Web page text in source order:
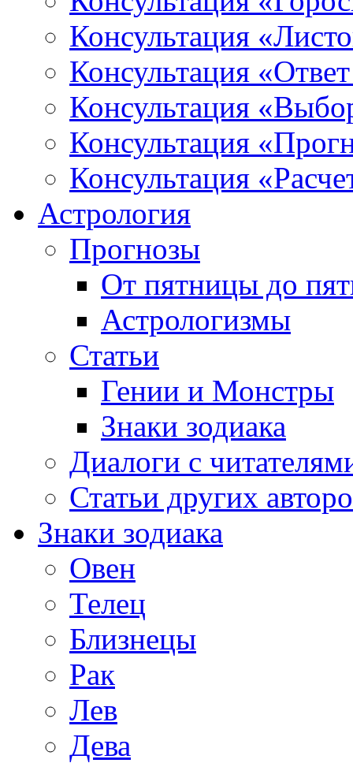
Консультация
Консультация
Консультация
Консультация
Консультация
Астрология
Прогнозы
От пятницы до
Астрологизмы
Статьи
Гении и Монстры
Знаки зодиака
Диалоги с
Статьи других
Знаки зодиака
Овен
Телец
Близнецы
Рак
Лев
Дева